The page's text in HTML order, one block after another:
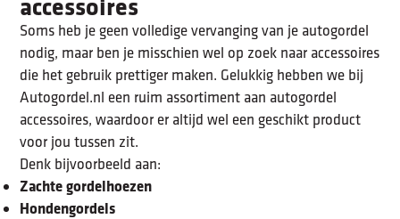
Soms heb je geen volledige vervanging van je autogordel
nodig, maar ben je misschien wel op zoek naar accessoires
die het gebruik prettiger maken. Gelukkig hebben we bij
Autogordel.nl een ruim assortiment aan autogordel
accessoires, waardoor er altijd wel een geschikt product
voor jou tussen zit.
Denk bijvoorbeeld aan:
Zachte gordelhoezen
Hondengordels